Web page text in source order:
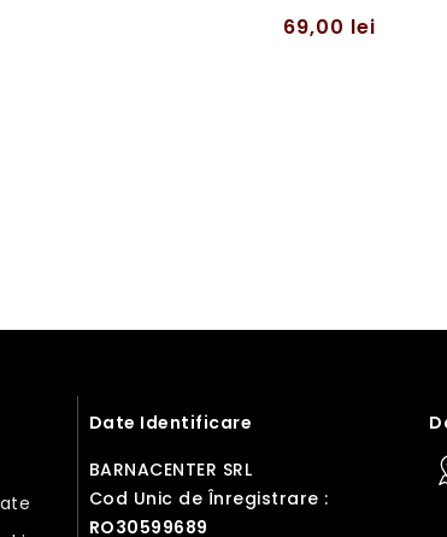
69,00 lei
Date Identificare
BARNACENTER SRL
Cod Unic de Înregistrare :
RO30599689